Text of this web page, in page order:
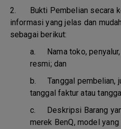
2. Bukti Pembelian secara
informasi yang jelas dan
sebagai berikut:
a. Nama toko,
resmi; dan
b. Tanggal pembelian,
tanggal faktur atau
c. Deskripsi Barang
merek BenQ, model